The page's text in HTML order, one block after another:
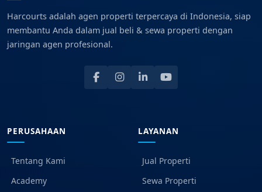
Harcourts adalah agen properti terpercaya di Indonesia, siap
membantu Anda dalam jual beli & sewa properti dengan
jaringan agen profesional.
PERUSAHAAN
Tentang Kami
Academy
LAYANAN
Jual Properti
Sewa Properti